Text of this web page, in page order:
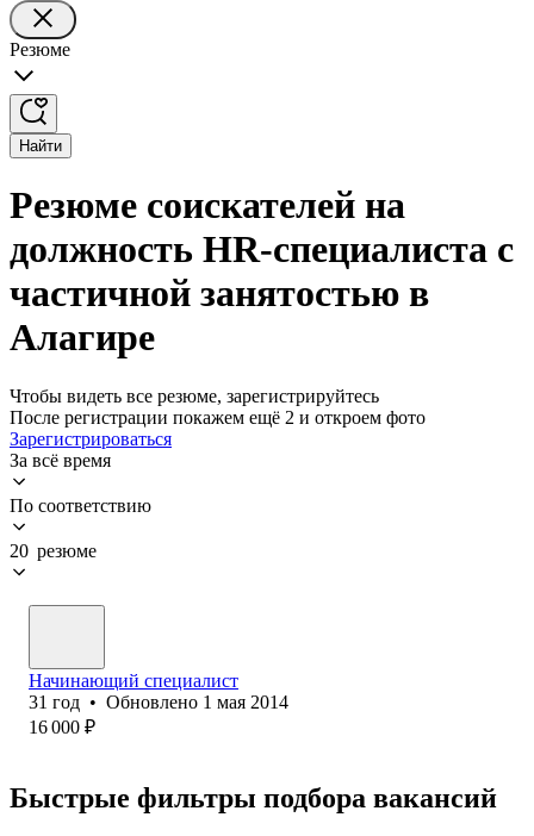
Резюме
Найти
Резюме соискателей на
должность HR-специалиста с
частичной занятостью в
Алагире
Чтобы видеть все резюме, зарегистрируйтесь
После регистрации покажем ещё 2 и откроем фото
Зарегистрироваться
За всё время
По соответствию
20 резюме
Начинающий специалист
31 год • Обновлено 1 мая 2014
16 000 ₽
Быстрые фильтры подбора вакансий